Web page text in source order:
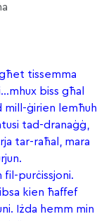
tissemma
biss għal
mill-ġirien lemħuh
tad-dranaġġ,
tar-raħal, mara
fil-purċissjoni.
kien ħaffef
Iżda hemm min